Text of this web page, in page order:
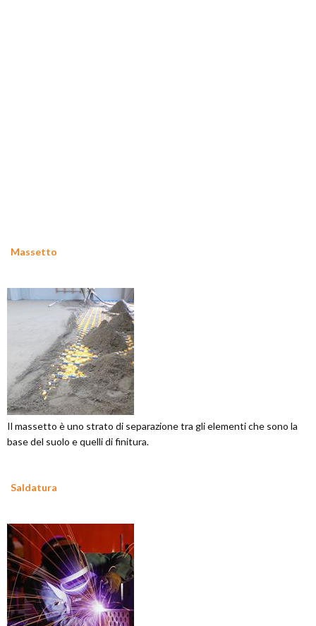
Massetto
Il massetto è uno strato di separazione tra gli elementi che sono la
base del suolo e quelli di finitura.
Saldatura